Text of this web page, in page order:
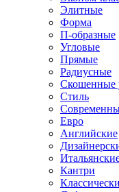
Элитные
Форма
П-образные
Угловые
Прямые
Радиусные
Скошенные
Стиль
Евро
Английские
Кантри